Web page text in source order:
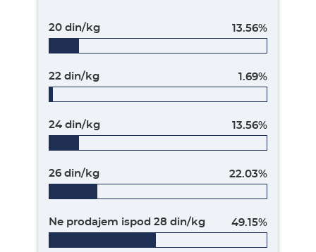
13.56%
20 din/kg
1.69%
22 din/kg
13.56%
24 din/kg
22.03%
26 din/kg
49.15%
Ne prodajem ispod 28 din/kg